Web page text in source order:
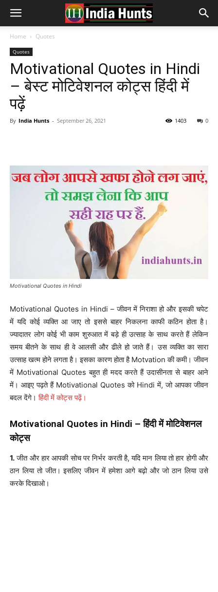
Home Quotes
Quotes
Motivational Quotes in Hindi
– बेस्ट मोटिवेशनल कोट्स हिंदी में
पढ़ें
By India Hunts - September 26, 2021 0
1403
Motivational Quotes in Hindi
Motivational Quotes in Hindi – जीवन में निराशा हो और इसकी चपेट
में यदि कोई व्यक्ति आ जाए तो इससे बाहर निकलना काफी कठिन होता है।
ज्यादातर लोग कोई भी काम शुरुआत में बड़े ही उत्साह के साथ करते हैं लेकिन
समय बीतने के साथ ही वे आलसी और ढीले हो जाते हैं। उस व्यक्ति का सारा
उत्साह खत्म होने लगता है। इसका कारण होता है Motvation की कमी। जीवन
में Motivational Quotes बहुत ही मदद करते हैं उदासीनता से बाहर आने
में। आइए पढ़ते हैं Motivational Quotes को Hindi में, जो आपका जीवन
बदल देंगे।हिंदी में कोट्स पढ़ें।
Motivational Quotes in Hindi – हिंदी में मोटिवेशनल
कोट्स
1.जीत और हार आपकी सोच पर निर्भर करती है, यदि मान लिया तो हार होगी और
ठान लिया तो जीत। इसलिए जीवन में हमेशा आगे बढ़ो और जो ठान लिया उसे
करके दिखाओ।